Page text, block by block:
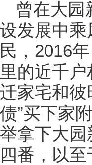
曾在大园
设发展中
民，2016
里的近千
迁家宅和彼
债”买下家
举拿下大
四番，以